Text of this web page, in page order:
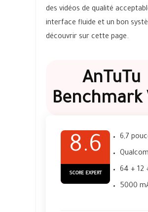
des vidéos de qualité
interface fluide et un bon
découvrir sur cette page.
AnTuTu
Benchmark
8.6
SCORE EXPERT
6,7
64 + 12
5000